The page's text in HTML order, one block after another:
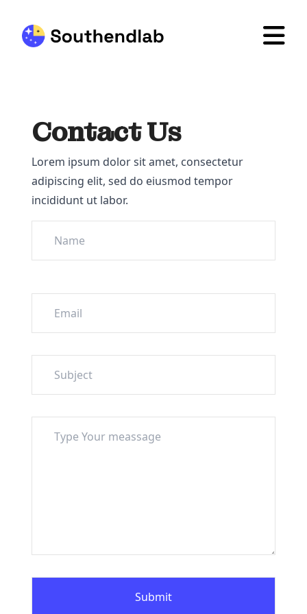
Contact Us
Lorem ipsum dolor sit amet, consectetur
adipiscing elit, sed do eiusmod tempor
incididunt ut labor.